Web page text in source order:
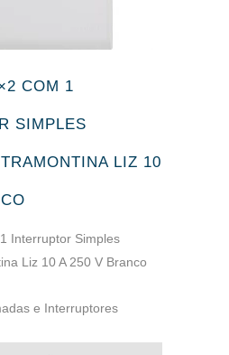
COM 1
SIMPLES
LIZ 10
Interruptor Simples
Liz 10 A 250 V Branco
e Interruptores